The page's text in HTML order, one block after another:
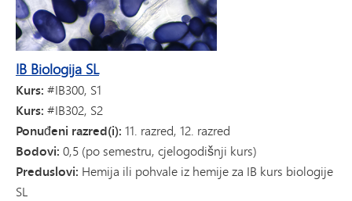
IB Biologija SL
Kurs: #IB300, S1
Kurs: #IB302, S2
Ponuđeni razred(i): 11. razred, 12. razred
Bodovi: 0,5 (po semestru, cjelogodišnji kurs)
Preduslovi: Hemija ili pohvale iz hemije za IB kurs biologije
SL